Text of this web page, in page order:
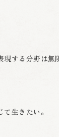
。
する分野は無
生きたい。